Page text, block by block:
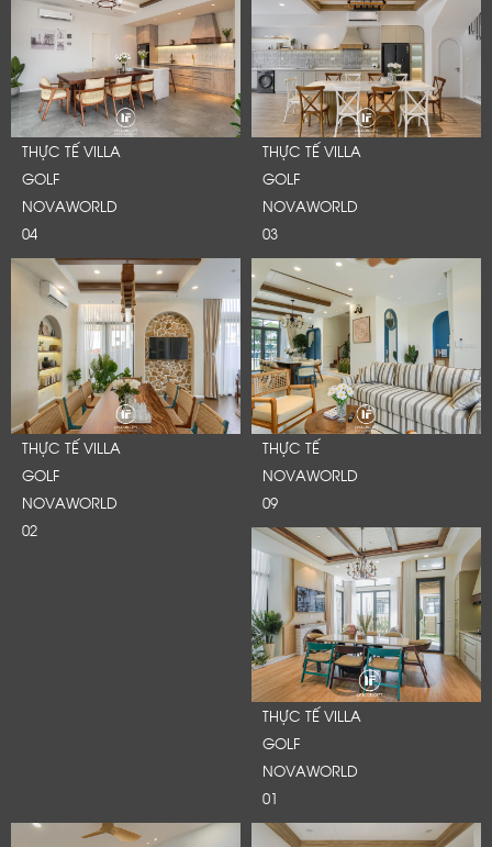
THỰC TẾ VILLA
GOLF
NOVAWORLD
04
THỰC TẾ VILLA
GOLF
NOVAWORLD
03
THỰC TẾ VILLA
GOLF
NOVAWORLD
02
THỰC TẾ
NOVAWORLD
09
THỰC TẾ VILLA
GOLF
NOVAWORLD
01